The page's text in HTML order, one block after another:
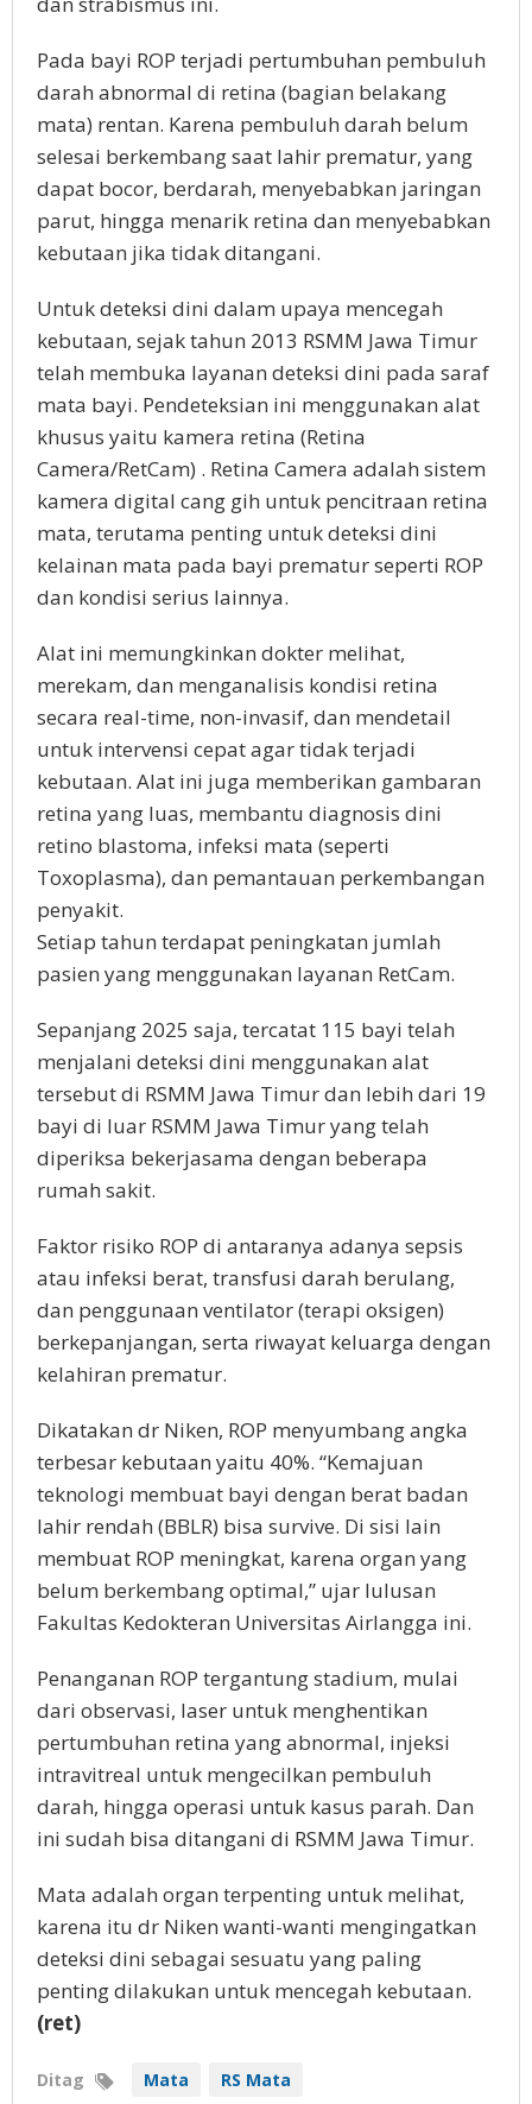
Pada bayi ROP terjadi pertumbuhan pembuluh
darah abnormal di retina (bagian belakang
mata) rentan. Karena pembuluh darah belum
selesai berkembang saat lahir prematur, yang
dapat bocor, berdarah, menyebabkan jaringan
parut, hingga menarik retina dan menyebabkan
kebutaan jika tidak ditangani.
Untuk deteksi dini dalam upaya mencegah
kebutaan, sejak tahun 2013 RSMM Jawa Timur
telah membuka layanan deteksi dini pada saraf
mata bayi. Pendeteksian ini menggunakan alat
khusus yaitu kamera retina (Retina
Camera/RetCam) . Retina Camera adalah sistem
kamera digital cang gih untuk pencitraan retina
mata, terutama penting untuk deteksi dini
kelainan mata pada bayi prematur seperti ROP
dan kondisi serius lainnya.
Alat ini memungkinkan dokter melihat,
merekam, dan menganalisis kondisi retina
secara real-time, non-invasif, dan mendetail
untuk intervensi cepat agar tidak terjadi
kebutaan. Alat ini juga memberikan gambaran
retina yang luas, membantu diagnosis dini
retino blastoma, infeksi mata (seperti
Toxoplasma), dan pemantauan perkembangan
penyakit.
Setiap tahun terdapat peningkatan jumlah
pasien yang menggunakan layanan RetCam.
Sepanjang 2025 saja, tercatat 115 bayi telah
menjalani deteksi dini menggunakan alat
tersebut di RSMM Jawa Timur dan lebih dari 19
bayi di luar RSMM Jawa Timur yang telah
diperiksa bekerjasama dengan beberapa
rumah sakit.
Faktor risiko ROP di antaranya adanya sepsis
atau infeksi berat, transfusi darah berulang,
dan penggunaan ventilator (terapi oksigen)
berkepanjangan, serta riwayat keluarga dengan
kelahiran prematur.
Dikatakan dr Niken, ROP menyumbang angka
terbesar kebutaan yaitu 40%. “Kemajuan
teknologi membuat bayi dengan berat badan
lahir rendah (BBLR) bisa survive. Di sisi lain
membuat ROP meningkat, karena organ yang
belum berkembang optimal,” ujar lulusan
Fakultas Kedokteran Universitas Airlangga ini.
Penanganan ROP tergantung stadium, mulai
dari observasi, laser untuk menghentikan
pertumbuhan retina yang abnormal, injeksi
intravitreal untuk mengecilkan pembuluh
darah, hingga operasi untuk kasus parah. Dan
ini sudah bisa ditangani di RSMM Jawa Timur.
Mata adalah organ terpenting untuk melihat,
karena itu dr Niken wanti-wanti mengingatkan
deteksi dini sebagai sesuatu yang paling
penting dilakukan untuk mencegah kebutaan.
(ret)
Ditag Mata RS Mata